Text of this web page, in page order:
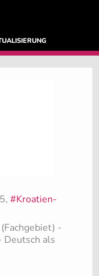
#Kroatien-
-
Deutsch als